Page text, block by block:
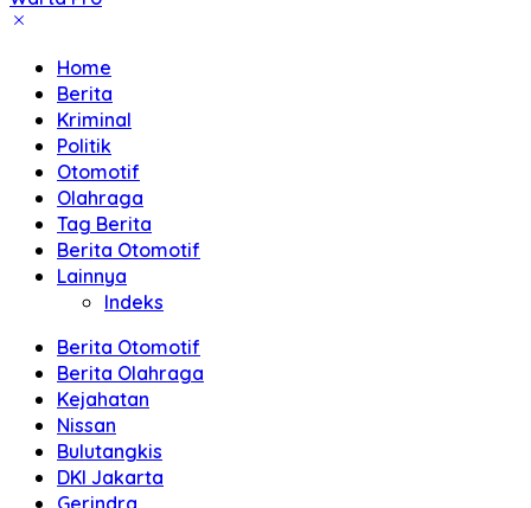
Akurat
Terpercaya
Home
Berita
Kriminal
Politik
Otomotif
Olahraga
Tag Berita
Berita Otomotif
Lainnya
Indeks
Berita Otomotif
Berita Olahraga
Kejahatan
Nissan
Bulutangkis
DKI Jakarta
Gerindra